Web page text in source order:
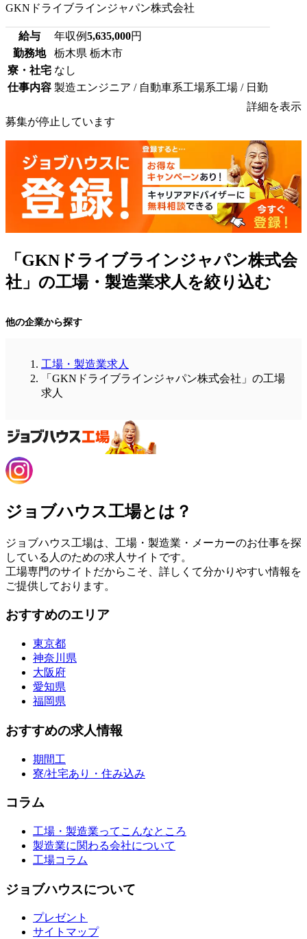
GKNドライブラインジャパン株式会社
給与 年収例5,635,000円
勤務地
栃木県 栃木市
寮・社宅 なし
仕事内容 製造エンジニア / 自動車系工場系工場 / 日勤
詳細を表示
募集が停止しています
「GKNドライブラインジャパン株式会
社」の工場・製造業求人を絞り込む
他の企業から探す
工場・製造業求人
「GKNドライブラインジャパン株式会社」の工場
求人
ジョブハウス工場とは？
ジョブハウス工場は、工場・製造業・メーカーのお仕事を探
している人のための求人サイトです。
工場専門のサイトだからこそ、詳しくて分かりやすい情報を
ご提供しております。
おすすめのエリア
東京都
神奈川県
大阪府
愛知県
福岡県
おすすめの求人情報
期間工
寮/社宅あり・住み込み
コラム
工場・製造業ってこんなところ
製造業に関わる会社について
工場コラム
ジョブハウスについて
プレゼント
サイトマップ